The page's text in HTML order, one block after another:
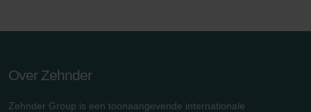
Over Zehnder
Zehnder Group is een toonaangevende internationale